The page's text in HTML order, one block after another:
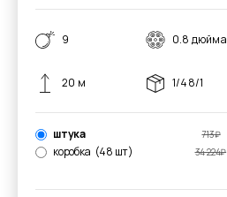
9 0.8 дюйма
20 м 1/48/1
штука 713₽
коробка (48 шт) 34 224₽